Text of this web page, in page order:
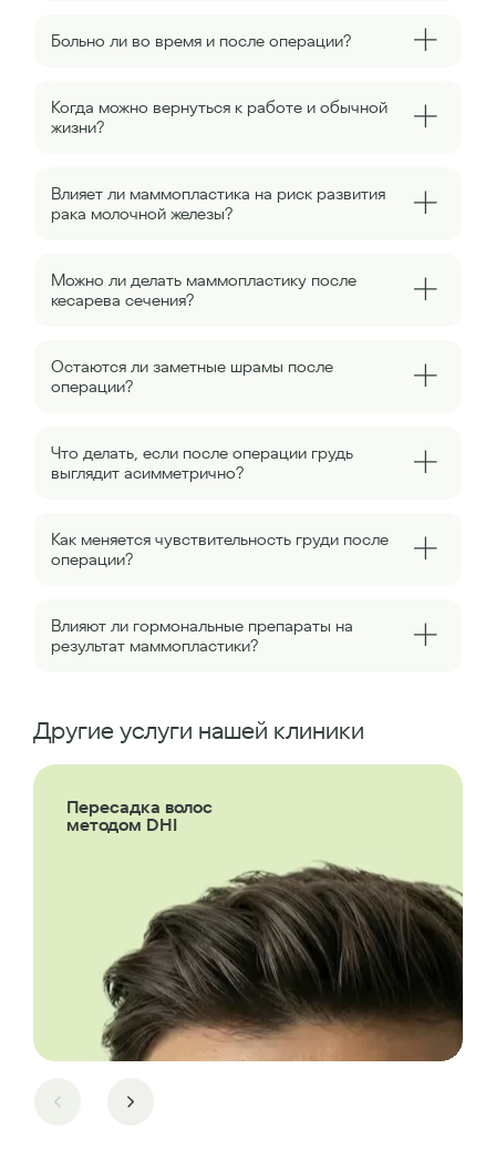
Больно ли во время и после операции?
Когда можно вернуться к работе и обычной
жизни?
Влияет ли маммопластика на риск развития
рака молочной железы?
Можно ли делать маммопластику после
кесарева сечения?
Остаются ли заметные шрамы после
операции?
Что делать, если после операции грудь
выглядит асимметрично?
Как меняется чувствительность груди после
операции?
Влияют ли гормональные препараты на
результат маммопластики?
Другие услуги нашей клиники
Пересадка волос
методом DHI